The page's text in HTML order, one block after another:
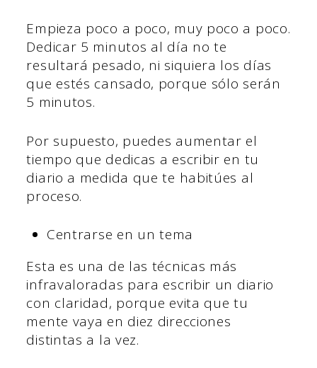
Empieza poco a poco, muy poco a poco.
Dedicar 5 minutos al día no te
resultará pesado, ni siquiera los días
que estés cansado, porque sólo serán
5 minutos.
Por supuesto, puedes aumentar el
tiempo que dedicas a escribir en tu
diario a medida que te habitúes al
proceso.
Centrarse en un tema
Esta es una de las técnicas más
infravaloradas para escribir un diario
con claridad, porque evita que tu
mente vaya en diez direcciones
distintas a la vez.